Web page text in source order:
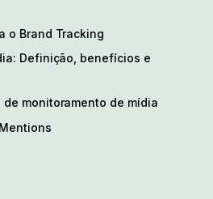
o Brand Tracking
Definição, benefícios e
monitoramento de mídia